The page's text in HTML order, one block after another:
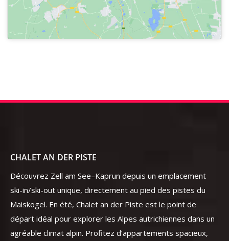
CHALET AN DER PISTE
Découvrez Zell am See–Kaprun depuis un emplacement
ski-in/ski-out unique, directement au pied des pistes du
Maiskogel. En été, Chalet an der Piste est le point de
départ idéal pour explorer les Alpes autrichiennes dans un
agréable climat alpin. Profitez d’appartements spacieux,